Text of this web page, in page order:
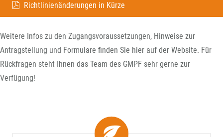
Richtlinienänderungen in Kürze
Weitere Infos zu den Zugangsvoraussetzungen, Hinweise zur
Antragstellung und Formulare finden Sie hier auf der Website. Für
Rückfragen steht Ihnen das Team des GMPF sehr gerne zur
Verfügung!